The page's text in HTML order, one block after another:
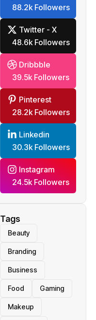
mondiale
88.2k Followers
Twitter - X
48.6k Followers
Dribbble
39.5k Followers
Pinterest
28.2k Followers
Linkedin
30.3k Followers
Instagram
24.5k Followers
Tags
Beauty
Branding
Business
Food Gaming
Makeup